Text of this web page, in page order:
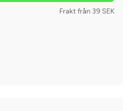
Frakt från 39 SEK